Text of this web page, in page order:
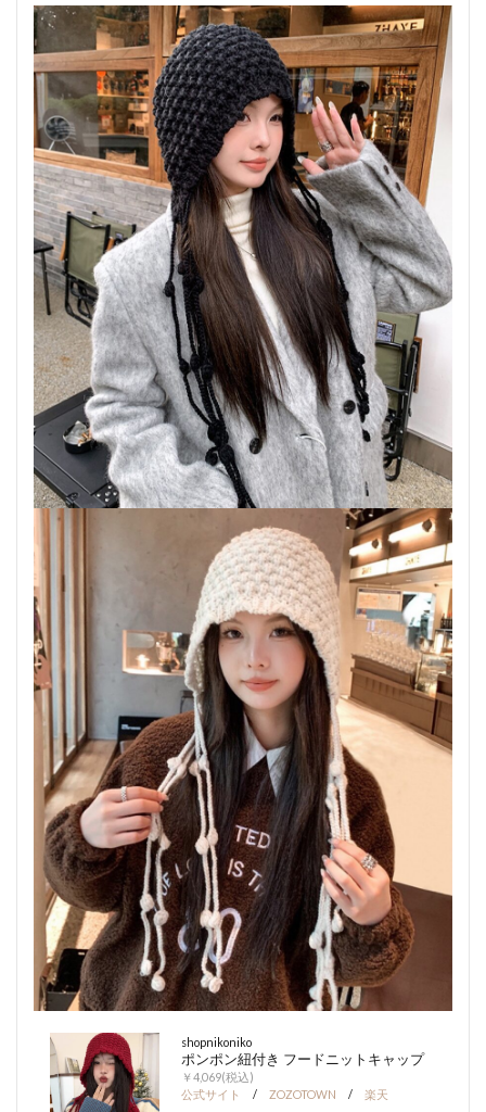
shopnikoniko
ポンポン紐付き フードニットキャップ
￥4,069(税込)
公式サイト
/ ZOZOTOWN / 楽天